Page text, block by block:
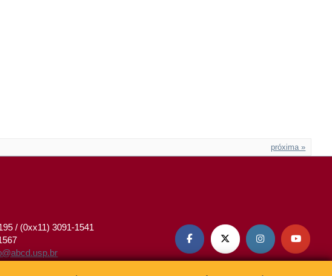
próxima »
/ (0xx11) 3091-1541
   